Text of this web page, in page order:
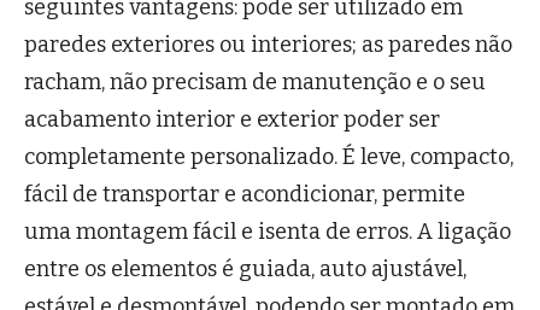
seguintes vantagens: pode ser utilizado em
paredes exteriores ou interiores; as paredes não
racham, não precisam de manutenção e o seu
acabamento interior e exterior poder ser
completamente personalizado. É leve, compacto,
fácil de transportar e acondicionar, permite
uma montagem fácil e isenta de erros. A ligação
entre os elementos é guiada, auto ajustável,